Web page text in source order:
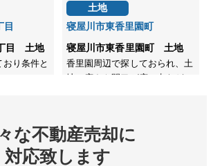
な不動産売却に
対応致します